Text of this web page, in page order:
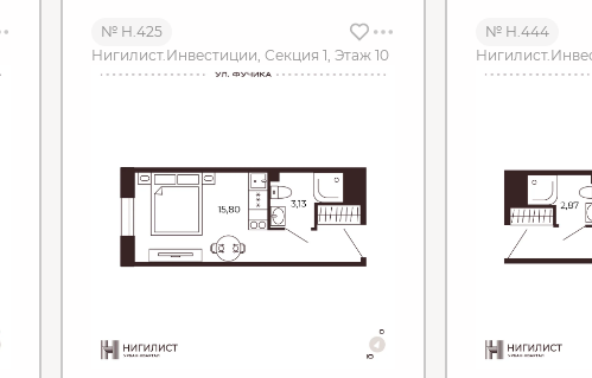
№ Н.425
Нигилист.Инвестиции, Секция 1, Этаж 10
№ Н.444